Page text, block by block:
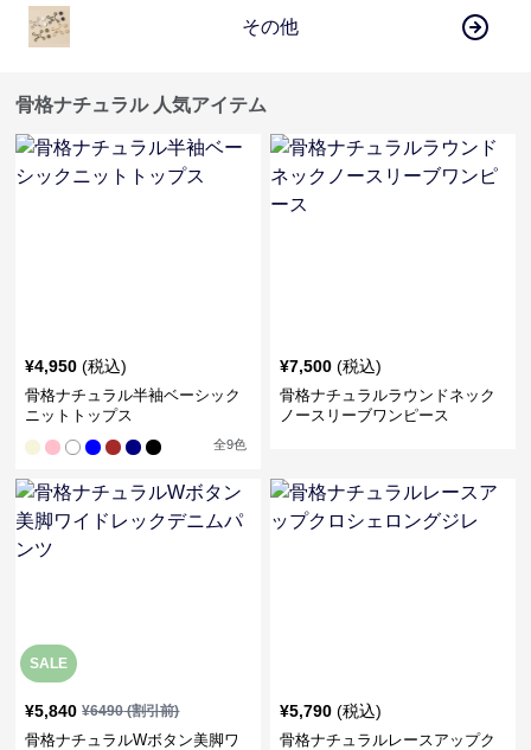
その他
骨格ナチュラル 人気アイテム
¥4,950 (税込)
骨格ナチュラル半袖ベーシック
ニットトップス
全9色
¥7,500 (税込)
骨格ナチュラルラウンドネック
ノースリーブワンピース
SALE
¥5,840 ¥6490(割引前)
骨格ナチュラルWボタン美脚ワ
¥5,790 (税込)
骨格ナチュラルレースアップク